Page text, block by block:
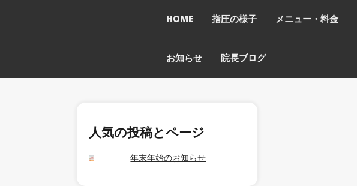
HOME 指圧の様子 メニュー・料金
お知らせ 院長ブログ
人気の投稿とページ
年末年始のお知らせ